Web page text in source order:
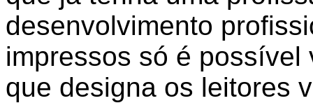
desenvolvimento
impressos só é
que designa os leitores